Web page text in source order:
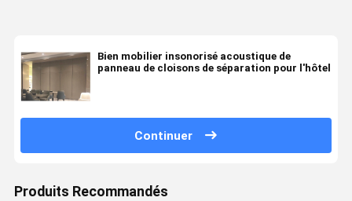
Bien mobilier insonorisé acoustique de
panneau de cloisons de séparation pour l'hôtel
Continuer
Produits Recommandés